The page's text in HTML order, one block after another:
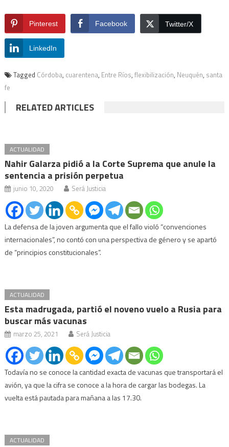
Pinterest Facebook Twitter/X
LinkedIn
Tagged Córdoba, cuarentena, Entre Ríos, flexibilización, Neuquén, santa
fe
RELATED ARTICLES
ACTUALIDAD
Nahir Galarza pidió a la Corte Suprema que anule la
sentencia a prisión perpetua
junio 10, 2020 Será Justicia
La defensa de la joven argumenta que el fallo violó “convenciones
internacionales”, no contó con una perspectiva de género y se apartó
de “principios constitucionales”.
ACTUALIDAD
Esta madrugada, partió el noveno vuelo a Rusia para
buscar más vacunas
marzo 25, 2021 Será Justicia
Todavía no se conoce la cantidad exacta de vacunas que transportará el
avión, ya que la cifra se conoce a la hora de cargar las bodegas. La
vuelta está pautada para mañana a las 17.30.
ACTUALIDAD